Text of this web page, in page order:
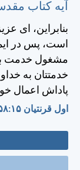
آیه کتاب
بنابراين، ای
است، پس در
مشغول خدمت به
خدمتتان به
پاداش اعمال
اول قرنتیان ۱۵:‏۵۸